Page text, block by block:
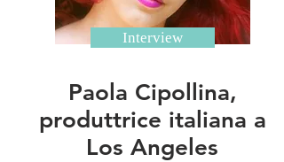
Interview
Paola Cipollina,
produttrice italiana a
Los Angeles